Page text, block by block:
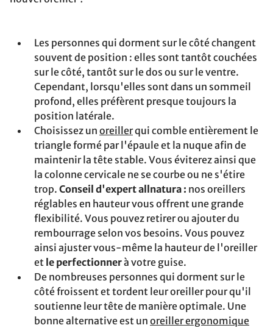
Les personnes qui dorment sur le côté changent
souvent de position : elles sont tantôt couchées
sur le côté, tantôt sur le dos ou sur le ventre.
Cependant, lorsqu'elles sont dans un sommeil
profond, elles préfèrent presque toujours la
position latérale.
Choisissez un oreillerqui comble entièrement le
triangle formé par l'épaule et la nuque afin de
maintenir la tête stable. Vous éviterez ainsi que
la colonne cervicale ne se courbe ou ne s'étire
trop. Conseil d'expert allnatura : nos oreillers
réglables en hauteur vous offrent une grande
flexibilité. Vous pouvez retirer ou ajouter du
rembourrage selon vos besoins. Vous pouvez
ainsi ajuster vous-même la hauteur de l'oreiller
et le perfectionnerà votre guise.
De nombreuses personnes qui dorment sur le
côté froissent et tordent leur oreiller pour qu'il
soutienne leur tête de manière optimale. Une
bonne alternative est un oreiller ergonomique